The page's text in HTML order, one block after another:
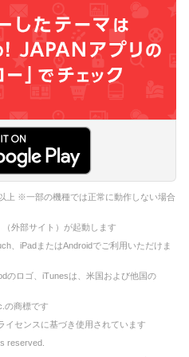
上 ※一部の機種では正常に動作しない場合
（外部サイト）が起動します
、iPadまたはAndroidでご利用いただけま
のロゴ、iTunesは、米国および他国の
の商標です
イセンスに基づき使用されています
reserved.